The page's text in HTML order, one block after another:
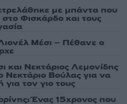
με μπάντα που
στο Φισκάρδο και τους
Μέσι – Πέθανε ο
και Νεκτάριος Λεμονίδης
Νεκτάριο Βούλας για να
τον γιο τους
Ένας 15χρονος που